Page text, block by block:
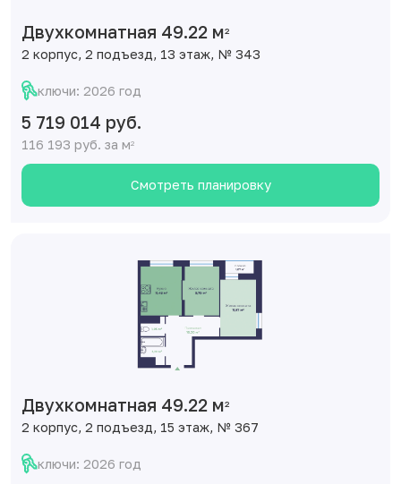
Двухкомнатная 49.22 м2
2 корпус, 2 подъезд, 13 этаж, № 343
ключи: 2026 год
5 719 014 руб.
116 193 руб. за м2
Смотреть планировку
Двухкомнатная 49.22 м2
2 корпус, 2 подъезд, 15 этаж, № 367
ключи: 2026 год